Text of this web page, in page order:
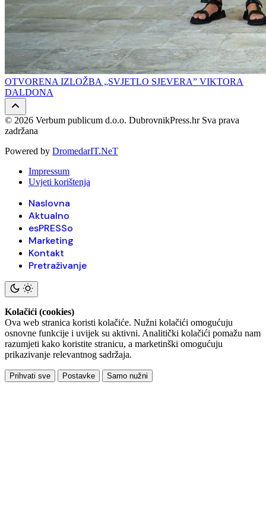
OTVORENA IZLOŽBA „SVJETLO SJEVERA” VIKTORA
DALDONA
© 2026 Verbum publicum d.o.o. DubrovnikPress.hr Sva prava
zadržana
Powered by DromedarIT.NeT
Impressum
Uvjeti korištenja
Naslovna
Aktualno
esPRESSo
Marketing
Kontakt
Pretraživanje
Kolačići (cookies)
Ova web stranica koristi kolačiće. Nužni kolačići omogućuju
osnovne funkcije i uvijek su aktivni. Analitički kolačići pomažu nam
razumjeti kako koristite stranicu, a marketinški omogućuju
prikazivanje relevantnog sadržaja.
Prihvati sve Postavke Samo nužni